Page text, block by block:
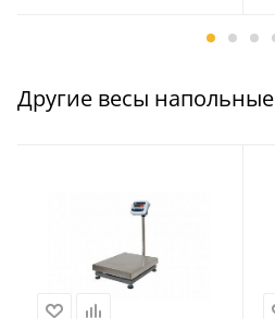
Другие весы напольные